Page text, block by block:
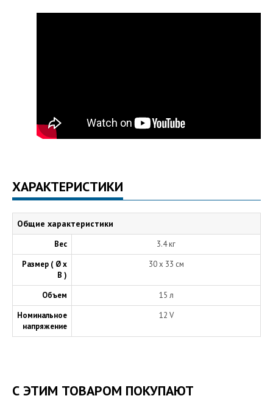
ХАРАКТЕРИСТИКИ
Общие характеристики
Вес
3.4 кг
Размер ( Ø х
В )
30 x 33 см
Объем
15 л
Номинальное
напряжение
12 V
С ЭТИМ ТОВАРОМ ПОКУПАЮТ